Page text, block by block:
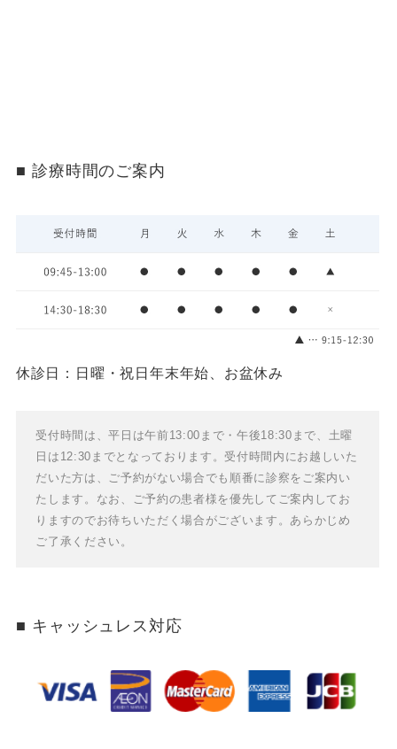
診療時間のご案内
休診日：日曜・祝日 年末年始、お盆休み
受付時間は、平日は午前13:00まで・午後18:30まで、土曜
日は12:30までとなっております。受付時間内にお越しいた
だいた方は、ご予約がない場合でも順番に診察をご案内い
たします。 なお、ご予約の患者様を優先してご案内してお
りますのでお待ちいただく場合がございます。あらかじめ
ご了承ください。
キャッシュレス対応